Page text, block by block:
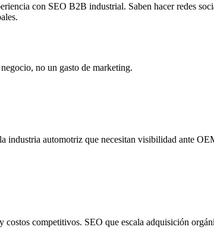
con SEO B2B industrial. Saben hacer redes
no un gasto de marketing.
industria automotriz que necesitan visibilidad ante
competitivos. SEO que escala adquisición